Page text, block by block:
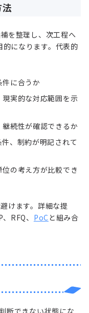
を整理し、次工程へ
になります。代表的
件に合うか
現実的な対応範囲を示
継続性が確認できるか
、制約が明記されて
の考え方が比較でき
けます。詳細な提
RFQ、 PoCと組み合